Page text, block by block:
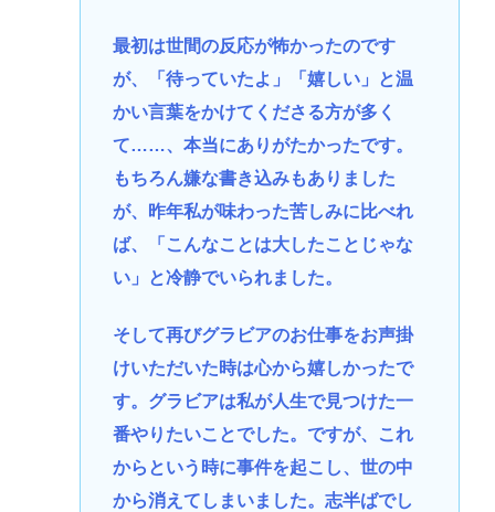
最初は世間の反応が怖かったのです
が、「待っていたよ」「嬉しい」と温
かい言葉をかけてくださる方が多く
て……、本当にありがたかったです。
もちろん嫌な書き込みもありました
が、昨年私が味わった苦しみに比べれ
ば、「こんなことは大したことじゃな
い」と冷静でいられました。
そして再びグラビアのお仕事をお声掛
けいただいた時は心から嬉しかったで
す。グラビアは私が人生で見つけた一
番やりたいことでした。ですが、これ
からという時に事件を起こし、世の中
から消えてしまいました。志半ばでし